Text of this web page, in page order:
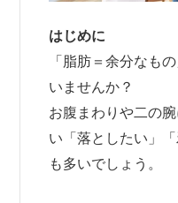
はじめに
「脂肪＝余分なも
いませんか？
お腹まわりや二の
い「落としたい」
も多いでしょう。